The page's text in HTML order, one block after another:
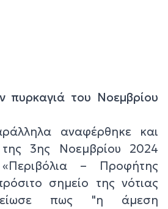
του Νοεμβρίου
αναφέρθηκε και
3ης Νοεμβρίου 2024
– Προφήτης
σημείο της νότιας
πως "η άμεση